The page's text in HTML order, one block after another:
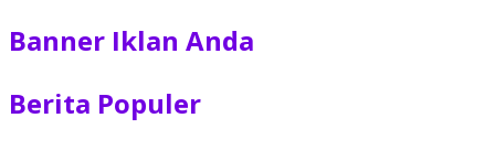
Banner Iklan Anda
Berita Populer